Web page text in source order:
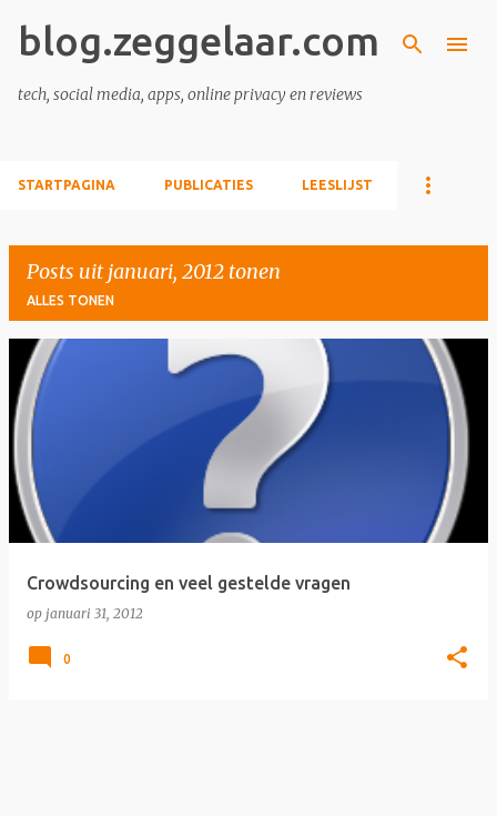
Doorgaan naar hoofdcontent
blog.zeggelaar.com
tech, social media, apps, online privacy en reviews
STARTPAGINA PUBLICATIES LEESLIJST
Posts uit januari, 2012 tonen
ALLES TONEN
o
Crowdsourcing en veel gestelde vragen
op januari 31, 2012
0